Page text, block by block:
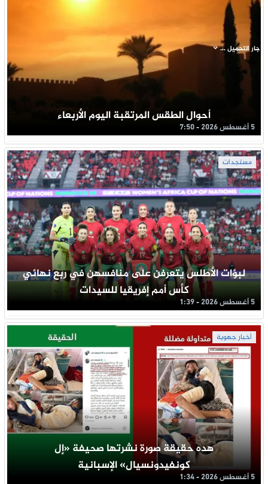
أحوال الطقس المرتقبة اليوم الأربعاء
5 أغسطس 2026 - 7:50
مستجدات
لبؤات الأطلس يتعرفن على منافسهن في ربع نهائي
كأس أمم إفريقيا للسيدات
5 أغسطس 2026 - 1:39
أخبار جهوية
هده حقيقة صورة نشرتها صحيفة «إل
كونفيدونسيال» الإسبانية
5 أغسطس 2026 - 1:34
جار التحميل ...